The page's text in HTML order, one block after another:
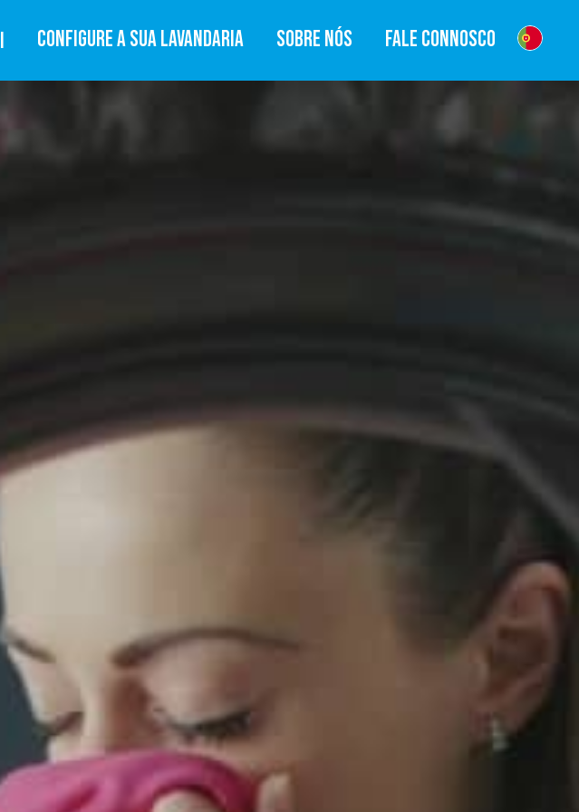
CONFIGURE A SUA LAVANDARIA SOBRE NÓS FALE CONNOSCO